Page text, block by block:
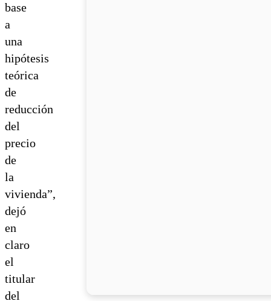
base
a
una
hipótesis
teórica
de
reducción
del
precio
de
la
vivienda”,
dejó
en
claro
el
titular
del